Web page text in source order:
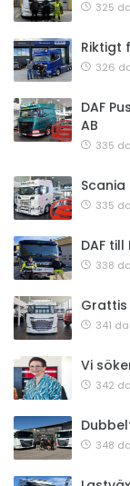
325
Riktigt
326
DAF
AB
335
335
DAF
338
Grattis
341
Vi
342
348